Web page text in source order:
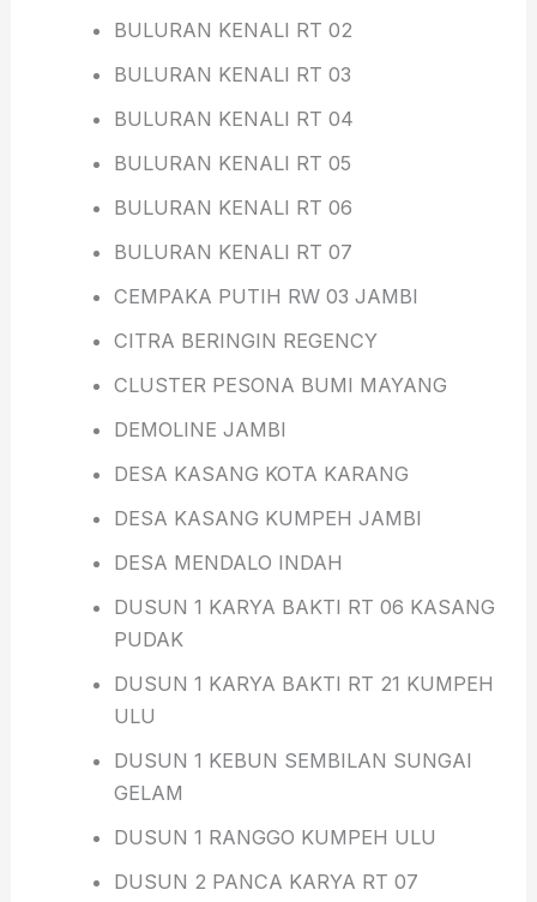
BULURAN KENALI RT 02
BULURAN KENALI RT 03
BULURAN KENALI RT 04
BULURAN KENALI RT 05
BULURAN KENALI RT 06
BULURAN KENALI RT 07
CEMPAKA PUTIH RW 03 JAMBI
CITRA BERINGIN REGENCY
CLUSTER PESONA BUMI MAYANG
DEMOLINE JAMBI
DESA KASANG KOTA KARANG
DESA KASANG KUMPEH JAMBI
DESA MENDALO INDAH
DUSUN 1 KARYA BAKTI RT 06 KASANG
PUDAK
DUSUN 1 KARYA BAKTI RT 21 KUMPEH
ULU
DUSUN 1 KEBUN SEMBILAN SUNGAI
GELAM
DUSUN 1 RANGGO KUMPEH ULU
DUSUN 2 PANCA KARYA RT 07